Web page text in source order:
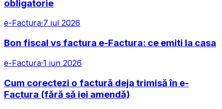
obligatorie
e-Factura·7 iul 2026
Bon fiscal vs factura e-Factura: ce emiti la casa
e-Factura·1 iun 2026
Cum corectezi o factură deja trimisă în e-
Factura (fără să iei amendă)